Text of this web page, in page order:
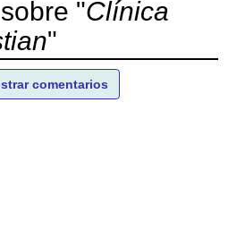
"Clínica
"
comentarios